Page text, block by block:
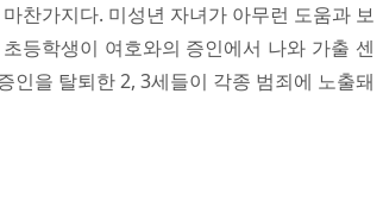
찬가지다. 미성년 자녀가 아무런 도움과 보
등학생이 여호와의 증인에서 나와 가출 센
인을 탈퇴한 2, 3세들이 각종 범죄에 노출돼